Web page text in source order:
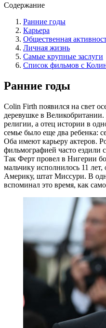
Содержание
Ранние годы
Карьера
Общественная
Личная жизнь
Самые крупные заслуги
Список фильмов с
Ранние годы
Colin Firth появился на свет
деревушке в
религии, а отец истории в
семье было еще два ребенка:
Оба имеют карьеру актеров.
фильмографией часто ездили
Так Ферт провел в Нигерии
мальчику исполнилось 11 лет,
Америку, штат Миссури. В
вспоминал это время, как